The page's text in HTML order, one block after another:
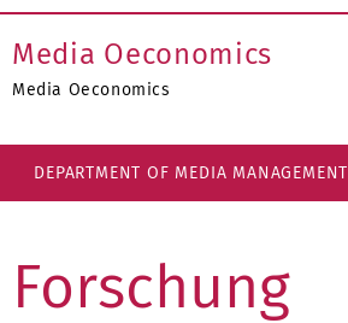
Media Oeconomics
Media Oeconomics
DEPARTMENT OF MEDIA MANAGEMENT
Forschung